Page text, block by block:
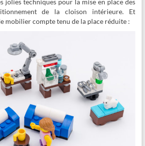
de la cloison intérieure. Et
mobilier compte tenu de la place réduite :